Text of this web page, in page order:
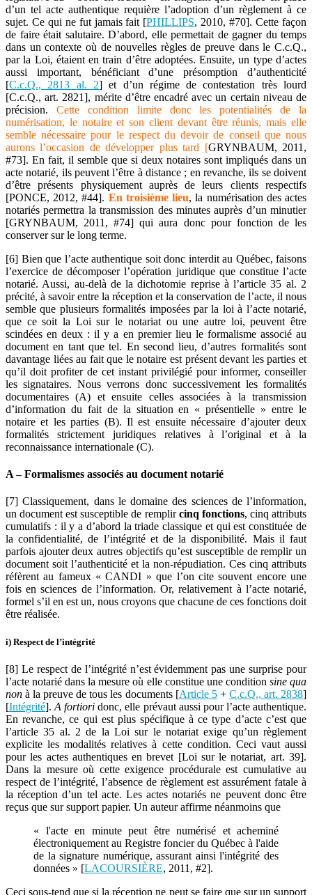
d’un tel acte authentique requière l’adoption d’un règlement à ce
sujet. Ce qui ne fut jamais fait [PHILLIPS, 2010, #70]. Cette façon
de faire était salutaire. D’abord, elle permettait de gagner du temps
dans un contexte où de nouvelles règles de preuve dans le C.c.Q.,
par la Loi, étaient en train d’être adoptées. Ensuite, un type d’actes
aussi important, bénéficiant d’une présomption d’authenticité
[C.c.Q., 2813 al. 2] et d’un régime de contestation très lourd
[C.c.Q., art. 2821], mérite d’être encadré avec un certain niveau de
précision. Cette condition limite donc les potentialités de la
numérisation, le notaire et son client devant être réunis, mais elle
semble nécessaire pour le respect du devoir de conseil que nous
aurons l’occasion de développer plus tard [GRYNBAUM, 2011,
#73]. En fait, il semble que si deux notaires sont impliqués dans un
acte notarié, ils peuvent l’être à distance ; en revanche, ils se doivent
d’être présents physiquement auprès de leurs clients respectifs
[PONCE, 2012, #44]. En troisième lieu, la numérisation des actes
notariés permettra la transmission des minutes auprès d’un minutier
[GRYNBAUM, 2011, #74] qui aura donc pour fonction de les
conserver sur le long terme.
[6] Bien que l’acte authentique soit donc interdit au Québec, faisons
l’exercice de décomposer l’opération juridique que constitue l’acte
notarié. Aussi, au-delà de la dichotomie reprise à l’article 35 al. 2
précité, à savoir entre la réception et la conservation de l’acte, il nous
semble que plusieurs formalités imposées par la loi à l’acte notarié,
que ce soit la Loi sur le notariat ou une autre loi, peuvent être
scindées en deux : il y a en premier lieu le formalisme associé au
document en tant que tel. En second lieu, d’autres formalités sont
davantage liées au fait que le notaire est présent devant les parties et
qu’il doit profiter de cet instant privilégié pour informer, conseiller
les signataires. Nous verrons donc successivement les formalités
documentaires (A) et ensuite celles associées à la transmission
d’information du fait de la situation en « présentielle » entre le
notaire et les parties (B). Il est ensuite nécessaire d’ajouter deux
formalités strictement juridiques relatives à l’original et à la
reconnaissance internationale (C).
A – Formalismes associés au document notarié
[7] Classiquement, dans le domaine des sciences de l’information,
un document est susceptible de remplircinq fonctions, cinq attributs
cumulatifs : il y a d’abord la triade classique et qui est constituée de
la confidentialité, de l’intégrité et de la disponibilité. Mais il faut
parfois ajouter deux autres objectifs qu’est susceptible de remplir un
document soit l’authenticité et la non-répudiation. Ces cinq attributs
réfèrent au fameux « CANDI » que l’on cite souvent encore une
fois en sciences de l’information. Or, relativement à l’acte notarié,
formel s’il en est un, nous croyons que chacune de ces fonctions doit
être réalisée.
i) Respect de l’intégrité
[8] Le respect de l’intégrité n’est évidemment pas une surprise pour
l’acte notarié dans la mesure où elle constitue une condition sine qua
non à la preuve de tous les documents [Article 5+ C.c.Q., art. 2838]
[Intégrité].A fortiori donc, elle prévaut aussi pour l’acte authentique.
En revanche, ce qui est plus spécifique à ce type d’acte c’est que
l’article 35 al. 2 de la Loi sur le notariat exige qu’un règlement
explicite les modalités relatives à cette condition. Ceci vaut aussi
pour les actes authentiques en brevet [Loi sur le notariat, art. 39].
Dans la mesure où cette exigence procédurale est cumulative au
respect de l’intégrité, l’absence de règlement est assurément fatale à
la réception d’un tel acte. Les actes notariés ne peuvent donc être
reçus que sur support papier. Un auteur affirme néanmoins que
« l'acte en minute peut être numérisé et acheminé
électroniquement au Registre foncier du Québec à l'aide
de la signature numérique, assurant ainsi l'intégrité des
données » [LACOURSIÈRE, 2011, #2].
Ceci sous-tend que si la réception ne peut se faire que sur un support